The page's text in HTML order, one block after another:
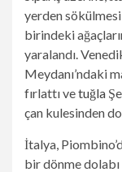
yerden
birindeki
yaralandı.
Meydanı’ndaki
fırlattı vetuğla
çan kulesinden
İtalya,
bir dönme